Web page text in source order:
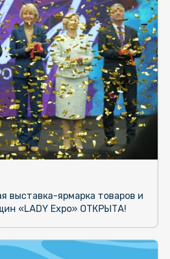
выставка-ярмарка товаров и
«LADY Expo» ОТКРЫТА!